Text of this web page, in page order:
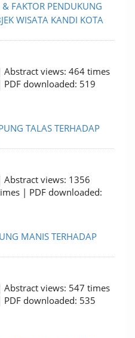
FAKTOR PENDUKUNG
WISATA KANDI KOTA
Abstract views: 464 times
PDF downloaded: 519
TALAS TERHADAP
Abstract views: 1356
| PDF downloaded:
MANIS TERHADAP
Abstract views: 547 times
PDF downloaded: 535